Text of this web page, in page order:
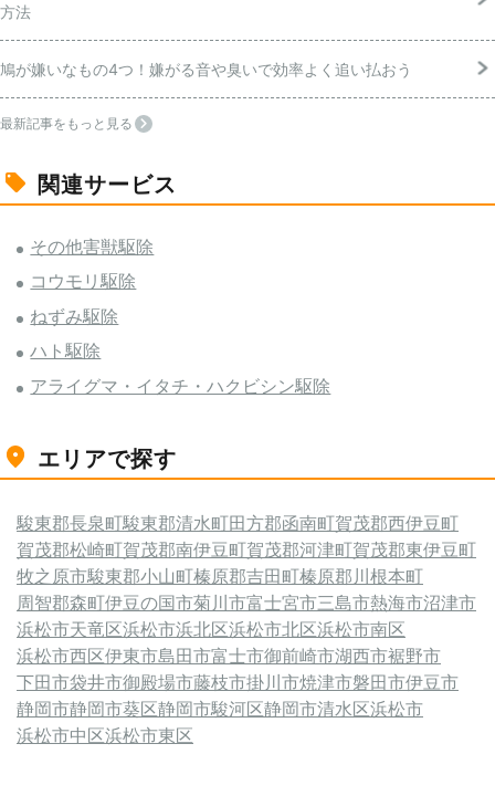
方法
鳩が嫌いなもの4つ！嫌がる音や臭いで効率よく追い払おう
最新記事をもっと見る
関連サービス
その他害獣駆除
コウモリ駆除
ねずみ駆除
ハト駆除
アライグマ・イタチ・ハクビシン駆除
エリアで探す
駿東郡長泉町駿東郡清水町田方郡函南町賀茂郡西伊豆町
賀茂郡松崎町賀茂郡南伊豆町賀茂郡河津町賀茂郡東伊豆町
牧之原市駿東郡小山町榛原郡吉田町榛原郡川根本町
周智郡森町伊豆の国市菊川市富士宮市三島市熱海市沼津市
浜松市天竜区浜松市浜北区浜松市北区浜松市南区
浜松市西区伊東市島田市富士市御前崎市湖西市裾野市
下田市袋井市御殿場市藤枝市掛川市焼津市磐田市伊豆市
静岡市静岡市葵区静岡市駿河区静岡市清水区浜松市
浜松市中区浜松市東区